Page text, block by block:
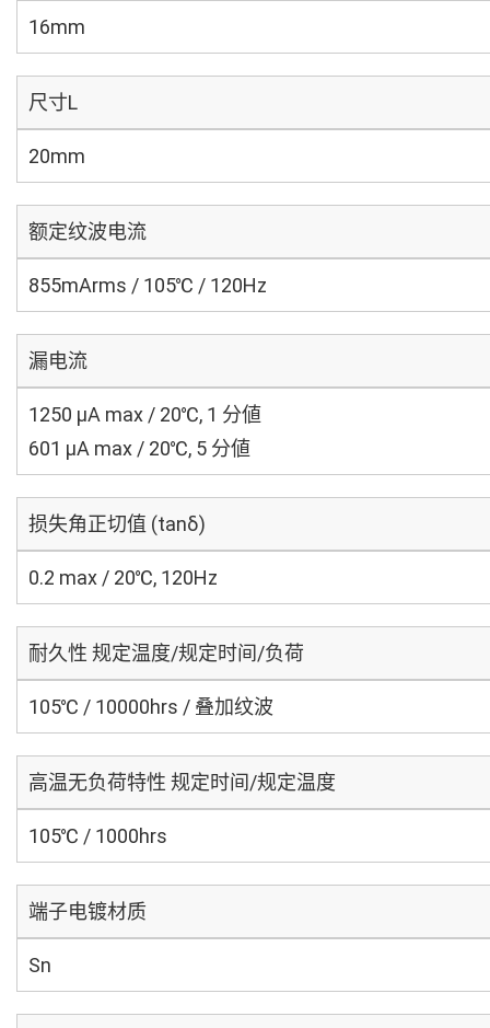
16mm
尺寸L
20mm
额定纹波电流
855mArms / 105℃ / 120Hz
漏电流
1250 μA max / 20℃, 1 分値
601 μA max / 20℃, 5 分値
损失角正切值 (tanδ)
0.2 max / 20℃, 120Hz
耐久性 规定温度/规定时间/负荷
105℃ / 10000hrs / 叠加纹波
高温无负荷特性 规定时间/规定温度
105℃ / 1000hrs
端子电镀材质
Sn